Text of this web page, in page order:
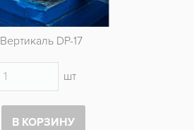
Вертикаль DP-17
шт
В КОРЗИНУ